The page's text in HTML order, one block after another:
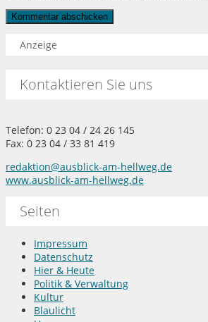
Anzeige
Kontaktieren Sie uns
Telefon: 0 23 04 / 24 26 145
Fax: 0 23 04 / 33 81 419
redaktion@ausblick-am-hellweg.de
www.ausblick-am-hellweg.de
Seiten
Impressum
Datenschutz
Hier & Heute
Politik & Verwaltung
Kultur
Blaulicht